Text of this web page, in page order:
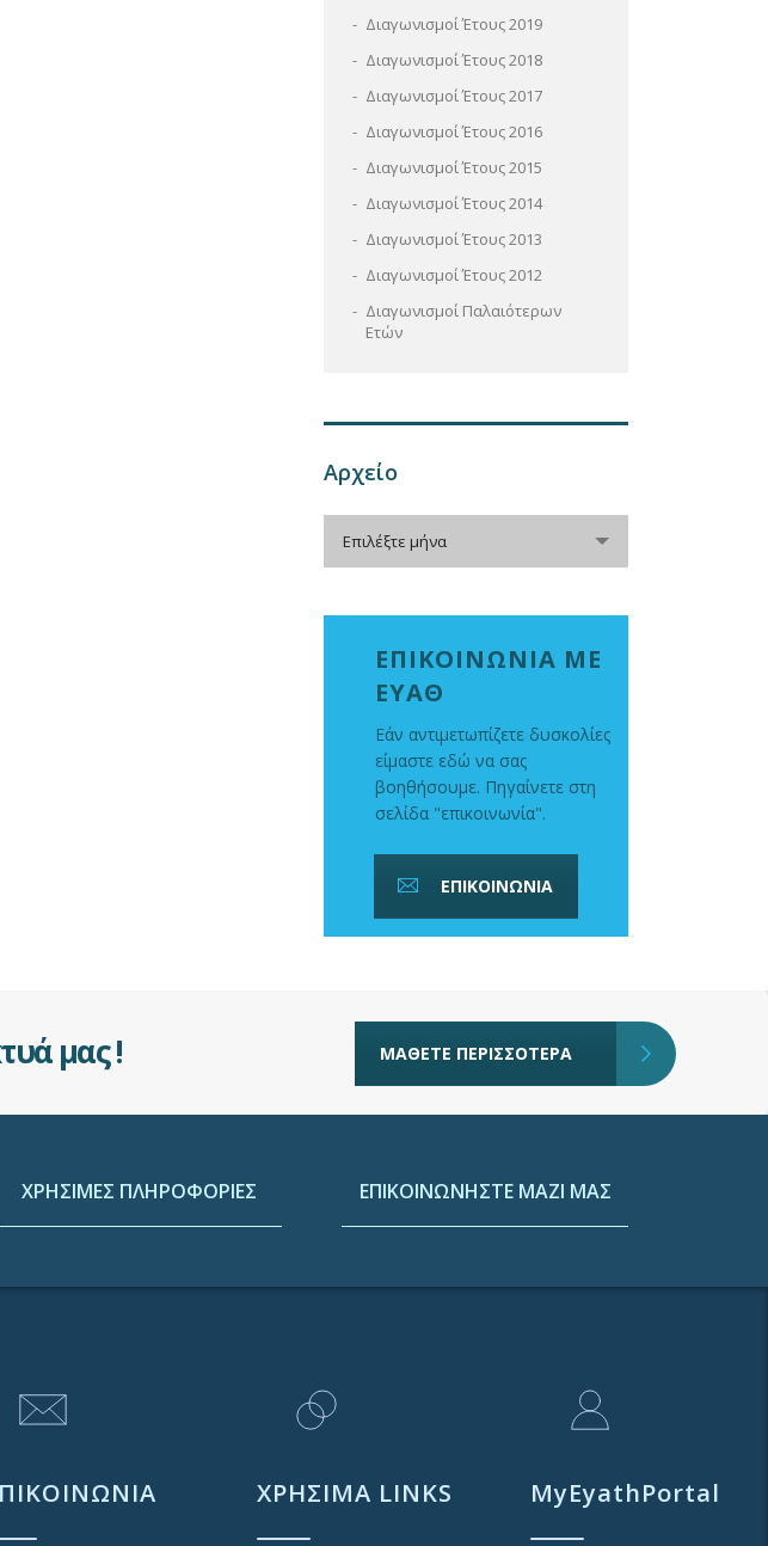
Διαγωνισμοί Έτους 2019
Διαγωνισμοί Έτους 2018
Διαγωνισμοί Έτους 2017
Διαγωνισμοί Έτους 2016
Διαγωνισμοί Έτους 2015
Διαγωνισμοί Έτους 2014
Διαγωνισμοί Έτους 2013
Διαγωνισμοί Έτους 2012
Διαγωνισμοί Παλαιότερων
Ετών
Αρχείο
Επιλέξτε μήνα
ΕΠΙΚΟΙΝΩΝΙΑ ΜΕ
ΕΥΑΘ
Εάν αντιμετωπίζετε δυσκολίες
είμαστε εδώ να σας
βοηθήσουμε. Πηγαίνετε στη
σελίδα "επικοινωνία".
ΕΠΙΚΟΙΝΩΝΙΑ
μας ! ΜΑΘΕΤΕ ΠΕΡΙΣΣΟΤΕΡΑ
ΧΡΗΣΙΜΕΣ ΠΛΗΡΟΦΟΡΙΕΣ ΕΠΙΚΟΙΝΩΝΗΣΤΕ ΜΑΖΙ ΜΑΣ
ΧΡΗΣΙΜΑ LINKS MyEyathPortal